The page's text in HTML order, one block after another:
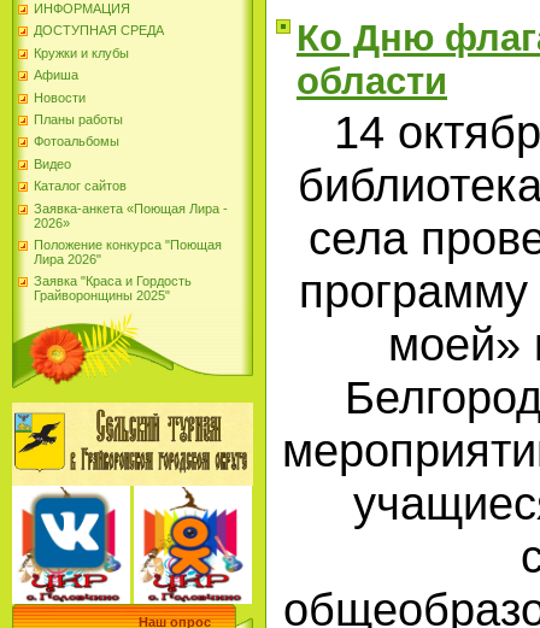
ИНФОРМАЦИЯ
ДОСТУПНАЯ СРЕДА
Кружки и клубы
Афиша
Новости
Планы работы
Фотоальбомы
Видео
Каталог сайтов
Заявка-анкета «Поющая Лира -
2026»
Положение конкурса "Поющая
Лира 2026"
Заявка "Краса и Гордость
Грайворонщины 2025"
Наш опрос
Ко Дню
области
14
села
моей»